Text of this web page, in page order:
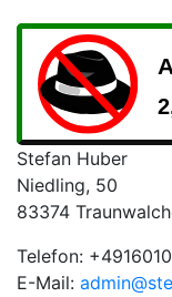
Stefan Huber
Niedling, 50
83374
Telefon:
E-Mail: